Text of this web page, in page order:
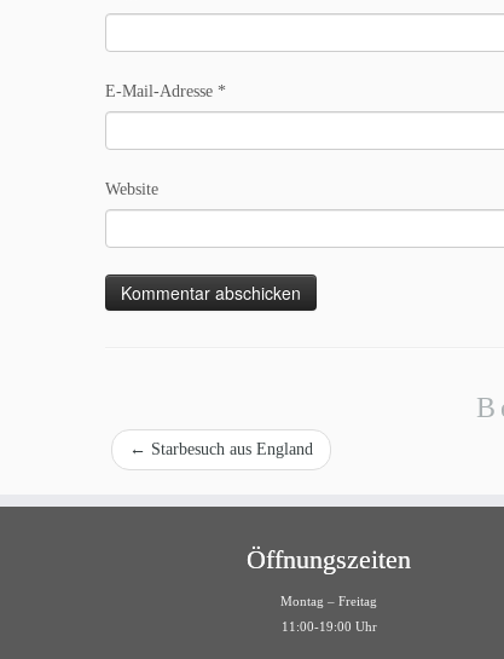
E-Mail-Adresse *
Website
← Starbesuch aus England
Öffnungszeiten
Montag – Freitag
11:00-19:00 Uhr